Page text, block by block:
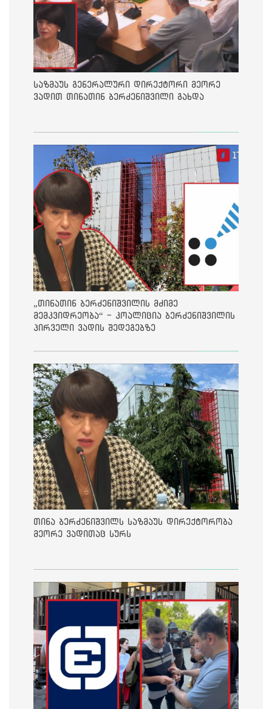
საზმაუს გენერალური დირექტორი მეორე
ვადით თინათინ ბერძენიშვილი გახდა
„თინათინ ბერძენიშვილის მძიმე
მემკვიდრეობა“ - კოალიცია ბერძენიშვილის
პირველი ვადის შედეგებზე
თინა ბერძენიშვილს საზმაუს დირექტორობა
მეორე ვადითაც სურს